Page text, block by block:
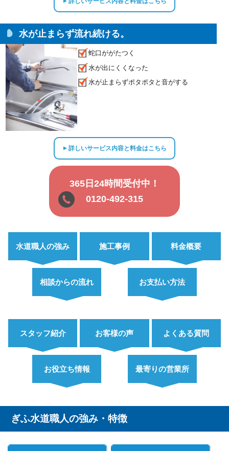
水が止まらず流れ続ける。
蛇口ががたつく
水が出にくくなった
水が止まらずポタポタと音がする
▲詳しいサービス内容と料金はこちら
365日24時間受付中！
0120-492-315
水道職人の強み 施工事例 料金概要
相談からの流れ お支払い方法
スタッフ紹介 お客様の声 よくある質問
お役立ち情報 最寄りの営業所
ぎふ水道職人の強み・特徴